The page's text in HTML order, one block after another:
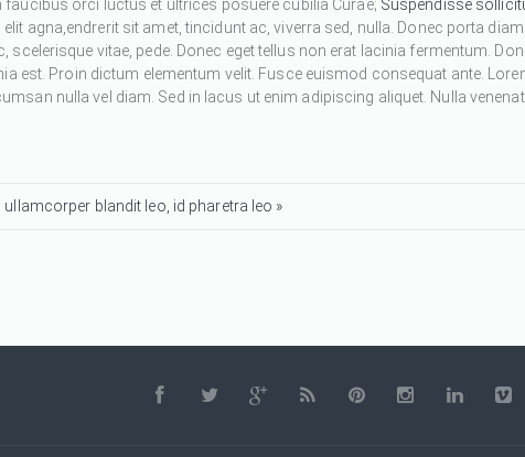
orci luctus et ultrices posuere cubilia Curae; Suspendisse
agna,endrerit sit amet, tincidunt ac, viverra sed, nulla. Donec porta
scelerisque vitae, pede. Donec eget tellus non erat lacinia fermentum.
est. Proin dictum elementum velit. Fusce euismod consequat ante.
nulla vel diam. Sed in lacus ut enim adipiscing aliquet. Nulla
ullamcorper blandit leo, id pharetra leo »